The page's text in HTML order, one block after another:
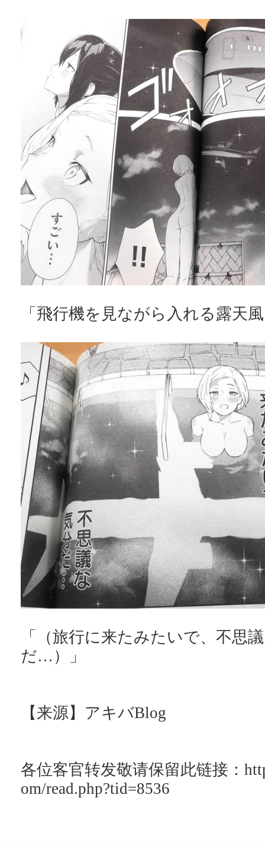
「飛行機を見ながら入れる露天
「（旅行に来たみたいで、不思
だ…）」
【来源】アキバBlog
各位客官转发敬请保留此链接：
om/read.php?tid=8536